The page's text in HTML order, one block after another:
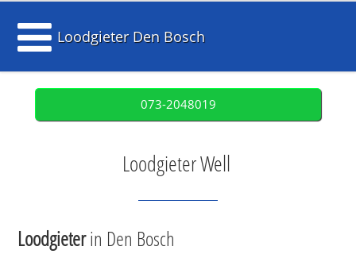
Loodgieter Den Bosch
073-2048019
Loodgieter Well
Loodgieterin Den Bosch